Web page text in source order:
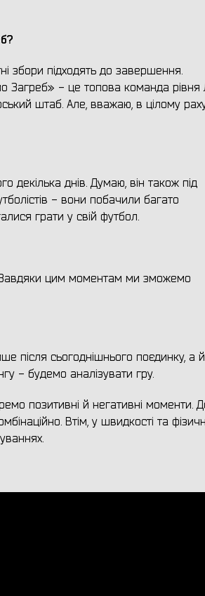
збори підходять до завершення.
Загреб» - це топова команда рівня
штаб. Але, вважаю, в цілому
днів. Думаю, він також під
- вони побачили багато
грати у свій футбол.
Завдяки цим моментам ми зможемо
після сьогоднішнього поєдинку, а й
- будемо аналізувати гру.
позитивні й негативні моменти.
Втім, у швидкості та